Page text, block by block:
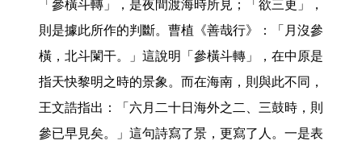
「參橫斗轉」，是夜間渡海時所見；「欲三更」，
則是據此所作的判斷。曹植《善哉行》：「月沒參
橫，北斗闌干。」這說明「參橫斗轉」，在中原是
指天快黎明之時的景象。而在海南，則與此不同，
王文誥指出：「六月二十日海外之二、三鼓時，則
參已早見矣。」這句詩寫了景，更寫了人。一是表